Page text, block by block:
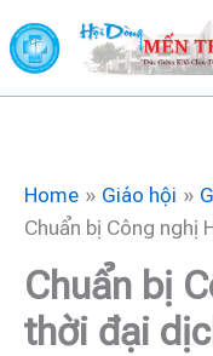
to
content
Home Giáo hội
Chuẩn bị Công nghị
Chuẩn bị
thời đại